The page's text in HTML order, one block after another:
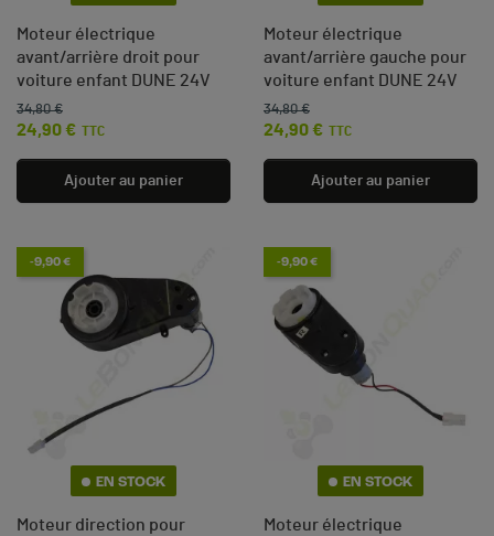
Moteur électrique
avant/arrière droit pour
voiture enfant DUNE 24V
Prix de base
34,80 €
Prix
24,90 €
TTC
Ajouter au panier
Moteur électrique
avant/arrière gauche pour
voiture enfant DUNE 24V
Prix de base
34,80 €
Prix
24,90 €
TTC
Ajouter au panier
-9,90 €
EN STOCK
Moteur direction pour
-9,90 €
EN STOCK
Moteur électrique